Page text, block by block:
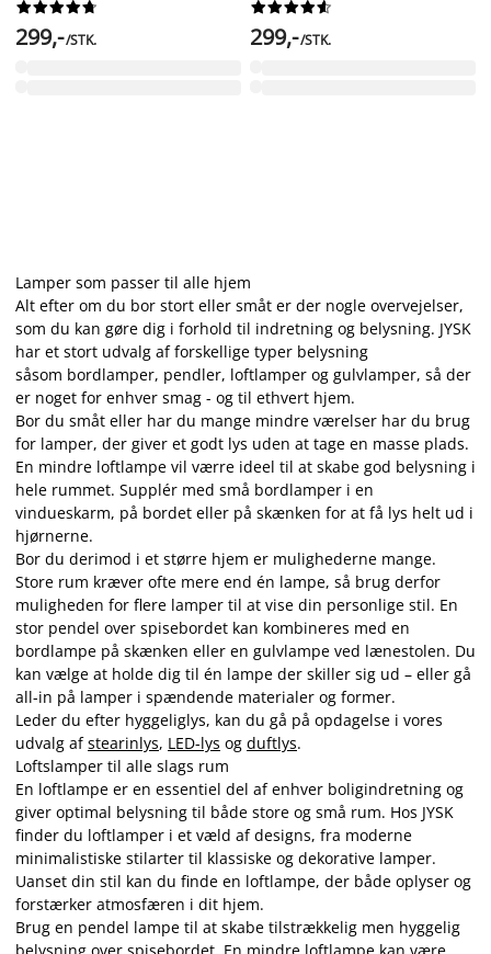






299,-/STK.






299,-/STK.
Lamper som passer til alle hjem
Alt efter om du bor stort eller småt er der nogle overvejelser,
som du kan gøre dig i forhold til indretning og belysning. JYSK
har et stort udvalg af forskellige typer belysning
såsom bordlamper, pendler, loftlamper og gulvlamper, så der
er noget for enhver smag - og til ethvert hjem.
Bor du småt eller har du mange mindre værelser har du brug
for lamper, der giver et godt lys uden at tage en masse plads.
En mindre loftlampe vil værre ideel til at skabe god belysning i
hele rummet. Supplér med små bordlamper i en
vindueskarm, på bordet eller på skænken for at få lys helt ud i
hjørnerne.
Bor du derimod i et større hjem er mulighederne mange.
Store rum kræver ofte mere end én lampe, så brug derfor
muligheden for flere lamper til at vise din personlige stil. En
stor pendel over spisebordet kan kombineres med en
bordlampe på skænken eller en gulvlampe ved lænestolen. Du
kan vælge at holde dig til én lampe der skiller sig ud – eller gå
all-in på lamper i spændende materialer og former.
Leder du efter hyggeliglys, kan du gå på opdagelse i vores
udvalg afstearinlys, LED-lys og duftlys.
Loftslamper til alle slags rum
En loftlampe er en essentiel del af enhver boligindretning og
giver optimal belysning til både store og små rum. Hos JYSK
finder du loftlamper i et væld af designs, fra moderne
minimalistiske stilarter til klassiske og dekorative lamper.
Uanset din stil kan du finde en loftlampe, der både oplyser og
forstærker atmosfæren i dit hjem.
Brug en pendel lampe til at skabe tilstrækkelig men hyggelig
belysning over spisebordet. En mindre loftlampe kan være